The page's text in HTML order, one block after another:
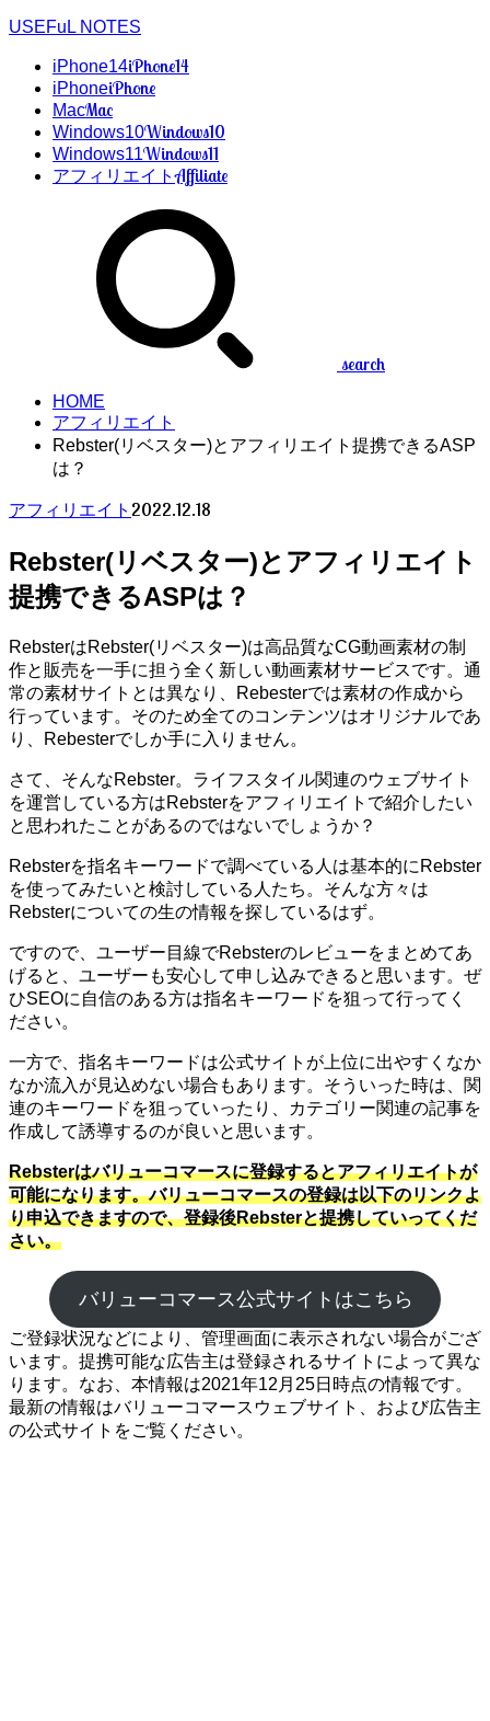
USEFuL NOTES
iPhone14iPhone14
iPhoneiPhone
MacMac
Windows10Windows10
Windows11Windows11
アフィリエイトAffiliate
search
HOME
アフィリエイト
Rebster(リベスター)とアフィリエイト提携できるASP
は？
アフィリエイト 2022.12.18
Rebster(リベスター)とアフィリエイト
提携できるASPは？
RebsterはRebster(リベスター)は高品質なCG動画素材の制
作と販売を一手に担う全く新しい動画素材サービスです。通
常の素材サイトとは異なり、Rebesterでは素材の作成から
行っています。そのため全てのコンテンツはオリジナルであ
り、Rebesterでしか手に入りません。
さて、そんなRebster。ライフスタイル関連のウェブサイト
を運営している方はRebsterをアフィリエイトで紹介したい
と思われたことがあるのではないでしょうか？
Rebsterを指名キーワードで調べている人は基本的にRebster
を使ってみたいと検討している人たち。そんな方々は
Rebsterについての生の情報を探しているはず。
ですので、ユーザー目線でRebsterのレビューをまとめてあ
げると、ユーザーも安心して申し込みできると思います。ぜ
ひSEOに自信のある方は指名キーワードを狙って行ってく
ださい。
一方で、指名キーワードは公式サイトが上位に出やすくなか
なか流入が見込めない場合もあります。そういった時は、関
連のキーワードを狙っていったり、カテゴリー関連の記事を
作成して誘導するのが良いと思います。
Rebsterはバリューコマースに登録するとアフィリエイトが
可能になります。バリューコマースの登録は以下のリンクよ
り申込できますので、登録後Rebsterと提携していってくだ
さい。
バリューコマース公式サイトはこちら
ご登録状況などにより、管理画面に表示されない場合がござ
います。提携可能な広告主は登録されるサイトによって異な
ります。なお、本情報は2021年12月25日時点の情報です。
最新の情報はバリューコマースウェブサイト、および広告主
の公式サイトをご覧ください。